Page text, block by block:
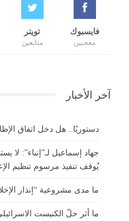
فايسبوك
معجبين
تويتر
متابعين
آخر الأخبار
دستوريًا.. هل دخل اتفاق
جهاد إسماعيل لـ”إنباء”:
يُوقف تنفيذ مرسوم تنظيم
ما مدى مشروعية “إنذار
ما أثر حلّ الكنيست